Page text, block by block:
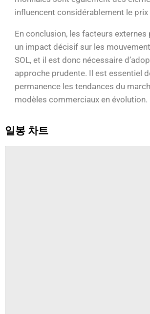
influencent considérablement le prix
En conclusion, les facteurs externes
un impact décisif sur les
SOL, et il est donc nécessaire
approche prudente. Il est essentiel
permanence les tendances du
modèles commerciaux en évolution.
일봉 차트